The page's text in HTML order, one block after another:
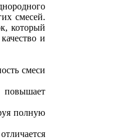
смесей.
который
и
смеси
полную